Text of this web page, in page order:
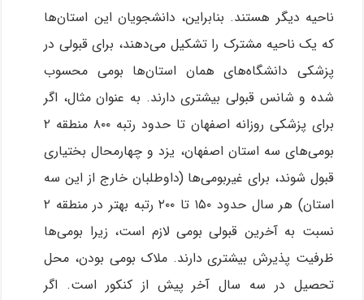
ناحیه دیگر هستند. بنابراین، دانشجویان این استان‌ها
که یک ناحیه مشترک را تشکیل می‌دهند، برای قبولی در
پزشکی دانشگاه‌های همان استان‌ها بومی محسوب
شده و شانس قبولی بیشتری دارند. به عنوان مثال، اگر
برای پزشکی روزانه اصفهان تا حدود رتبه ۸۰۰ منطقه ۲
بومی‌های سه استان اصفهان، یزد و چهارمحال بختیاری
قبول شوند، برای غیربومی‌ها (داوطلبان خارج از این سه
استان) هر سال حدود ۱۵۰ تا ۲۰۰ رتبه بهتر در منطقه ۲
نسبت به آخرین قبولی بومی لازم است، زیرا بومی‌ها
ظرفیت پذیرش بیشتری دارند. ملاک بومی بودن، محل
تحصیل در سه سال آخر پیش از کنکور است. اگر